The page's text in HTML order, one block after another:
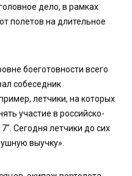
дело, в рамках
полетов на длительное
боеготовности всего
собеседник
летчики, на которых
участие в российско-
Сегодня летчики до сих
выучку».